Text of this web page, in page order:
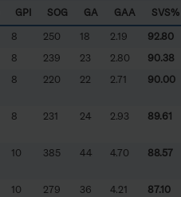
GPI SOG GA GAA
SVS%
8 250 18 2.19
92.80
8 239 23 2.80
90.38
8 220 22 2.71 90.00
8 231 24 2.93 89.61
10 385 44 4.70 88.57
10 279 36 4.21 87.10